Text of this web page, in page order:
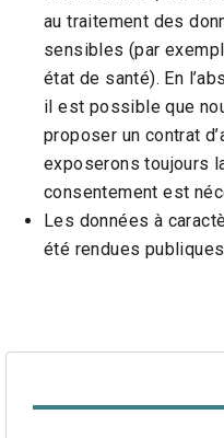
au traitement des
sensibles (par
état de santé). En
il est possible que
proposer un contrat
exposerons toujours
consentement est
Les données à
été rendues